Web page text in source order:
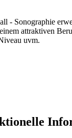
- Sonographie
attraktiven
uvm.